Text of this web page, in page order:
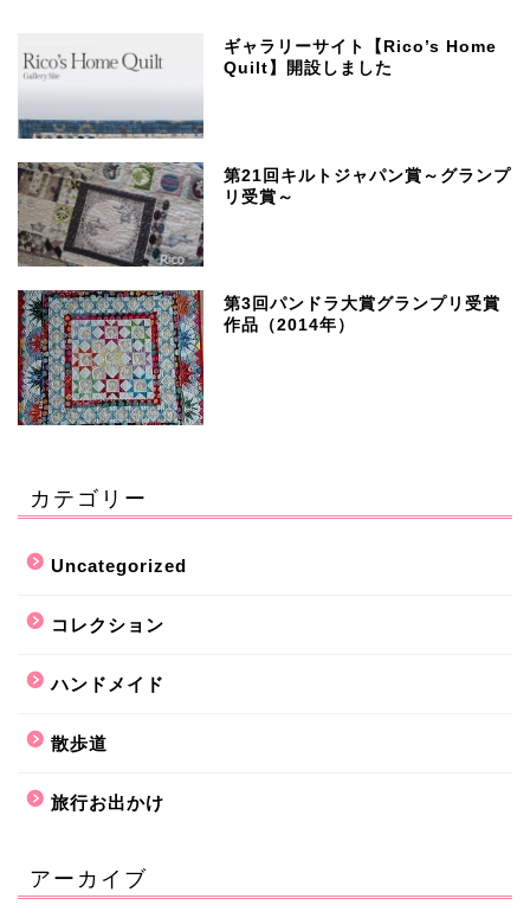
ギャラリーサイト【Rico’s Home
Quilt】開設しました
第21回キルトジャパン賞～グランプ
リ受賞～
第3回パンドラ大賞グランプリ受賞
作品（2014年）
カテゴリー
Uncategorized
コレクション
ハンドメイド
散歩道
旅行お出かけ
アーカイブ